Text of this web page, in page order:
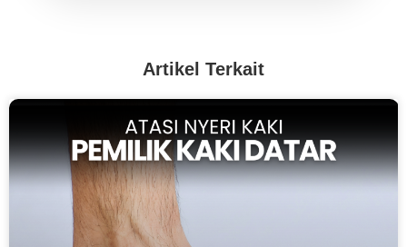
Artikel Terkait